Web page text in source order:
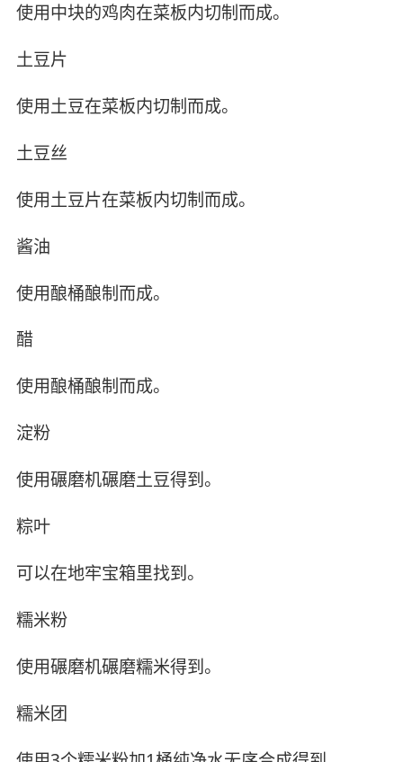
使用中块的鸡肉在菜板内切制而成。
土豆片
使用土豆在菜板内切制而成。
土豆丝
使用土豆片在菜板内切制而成。
酱油
使用酿桶酿制而成。
醋
使用酿桶酿制而成。
淀粉
使用碾磨机碾磨土豆得到。
粽叶
可以在地牢宝箱里找到。
糯米粉
使用碾磨机碾磨糯米得到。
糯米团